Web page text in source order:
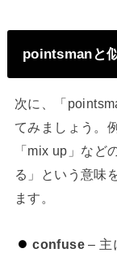
pointsmanと
次に、「
てみましょう。
「mix up」など
る」という意味
ます。
confuse – 主